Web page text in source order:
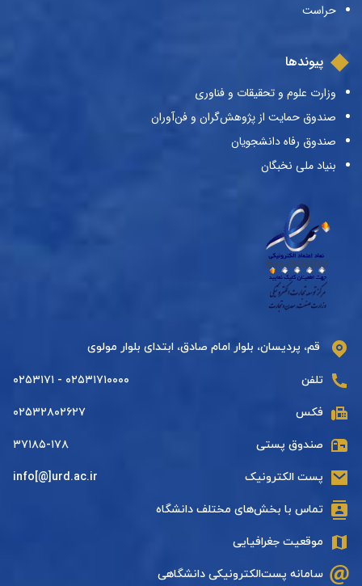
حراست
پیوندها
وزارت علوم و تحقیقات و فناوری
صندوق حمایت از پژوهش‌گران و فن‌آوران
صندوق رفاه دانشجویان
بنیاد ملی نخبگان
قم، پردیسان، بلوار امام صادق، ابتدای بلوار مولوی
تلفن ۰۲۵۳۱۷۱۰۰۰۰ - ۰۲۵۳۱۷۱
فکس ۰۲۵۳۲۸۰۲۶۲۷
صندوق پستی ۳۷۱۸۵-۱۷۸
پست الکترونیک info[@]urd.ac.ir
تماس با بخش‌های مختلف دانشگاه
موقعیت جغرافیایی
سامانه پست‌الکترونیکی دانشگاهی